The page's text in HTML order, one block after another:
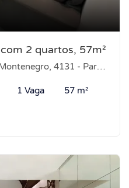
2 quartos, 57m²
- Parque das Árvores, Parnamirim-RN
1 Vaga 57 m²